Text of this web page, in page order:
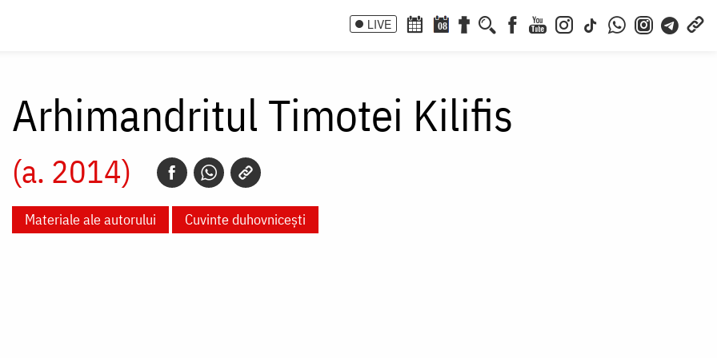
LIVE 08
Arhimandritul Timotei Kilifis
(a. 2014)
Materiale ale autorului Cuvinte duhovnicești